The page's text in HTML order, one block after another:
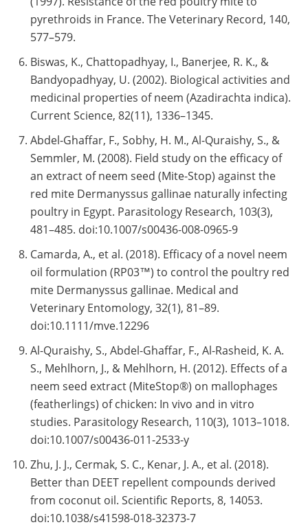
pyrethroids in France. The Veterinary Record, 140,
577–579.
Biswas, K., Chattopadhyay, I., Banerjee, R. K., &
Bandyopadhyay, U. (2002). Biological activities and
medicinal properties of neem (Azadirachta indica).
Current Science, 82(11), 1336–1345.
Abdel-Ghaffar, F., Sobhy, H. M., Al-Quraishy, S., &
Semmler, M. (2008). Field study on the efficacy of
an extract of neem seed (Mite-Stop) against the
red mite Dermanyssus gallinae naturally infecting
poultry in Egypt. Parasitology Research, 103(3),
481–485. doi:10.1007/s00436-008-0965-9
Camarda, A., et al. (2018). Efficacy of a novel neem
oil formulation (RP03™) to control the poultry red
mite Dermanyssus gallinae. Medical and
Veterinary Entomology, 32(1), 81–89.
doi:10.1111/mve.12296
Al-Quraishy, S., Abdel-Ghaffar, F., Al-Rasheid, K. A.
S., Mehlhorn, J., & Mehlhorn, H. (2012). Effects of a
neem seed extract (MiteStop®) on mallophages
(featherlings) of chicken: In vivo and in vitro
studies. Parasitology Research, 110(3), 1013–1018.
doi:10.1007/s00436-011-2533-y
Zhu, J. J., Cermak, S. C., Kenar, J. A., et al. (2018).
Better than DEET repellent compounds derived
from coconut oil. Scientific Reports, 8, 14053.
doi:10.1038/s41598-018-32373-7